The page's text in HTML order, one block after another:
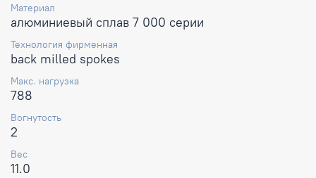
Материал
алюминиевый сплав 7 000 серии
Технология фирменная
back milled spokes
Макс. нагрузка
788
Вогнутость
2
Вес
11.0